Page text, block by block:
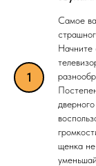
Самое
Начните
щенка не